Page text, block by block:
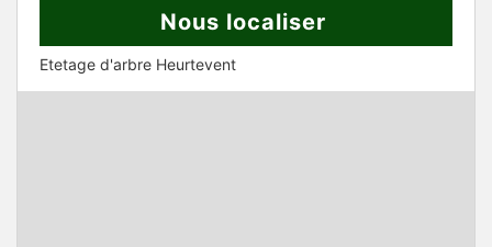
Nous localiser
Etetage d'arbre Heurtevent